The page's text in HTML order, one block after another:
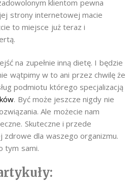
klientom pewna
strony internetowej macie
to miejsce już teraz i
na zupełnie inną dietę. I będzie
wątpimy w to ani przez chwilę że
podmiotu którego specjalizacją
. Być może jeszcze nigdy nie
Ale możecie nam
Skuteczne i przede
zdrowe dla waszego organizmu.
tym sami.